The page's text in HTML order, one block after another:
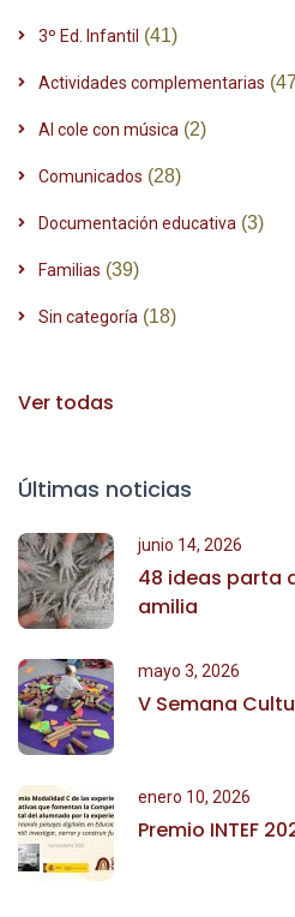
3º Ed. Infantil (41)
Actividades complementarias
Al cole con música (2)
Comunicados (28)
Documentación educativa (3)
Familias (39)
Sin categoría (18)
Ver todas
Últimas noticias
junio 14, 2026
48 ideas parta
amilia
mayo 3, 2026
V Semana
enero 10, 2026
Premio INTEF